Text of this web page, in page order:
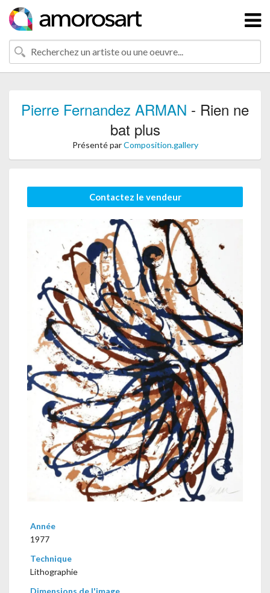
Pierre Fernandez ARMAN - Rien ne
bat plus
Présenté parComposition.gallery
Contactez le vendeur
Année
1977
Technique
Lithographie
Dimensions de l'image